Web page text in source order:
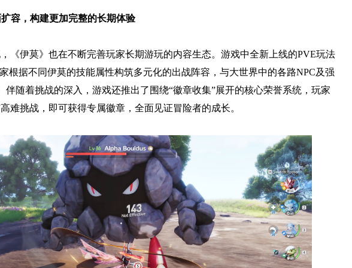
容，构建更加完整的长期体验
《伊莫》也在不断完善玩家长期游玩的内容生态。游戏中全新上线的PVE玩法
根据不同伊莫的技能属性构筑多元化的出战阵容，与大世界中的各路NPC及强
伴随着挑战的深入，游戏还推出了围绕“徽章收集”展开的核心荣誉系统，玩家
难挑战，即可获得专属徽章，全面见证冒险者的成长。